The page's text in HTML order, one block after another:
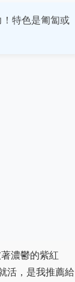
特色是匍匐或
濃鬱的紫紅
活，是我推薦給